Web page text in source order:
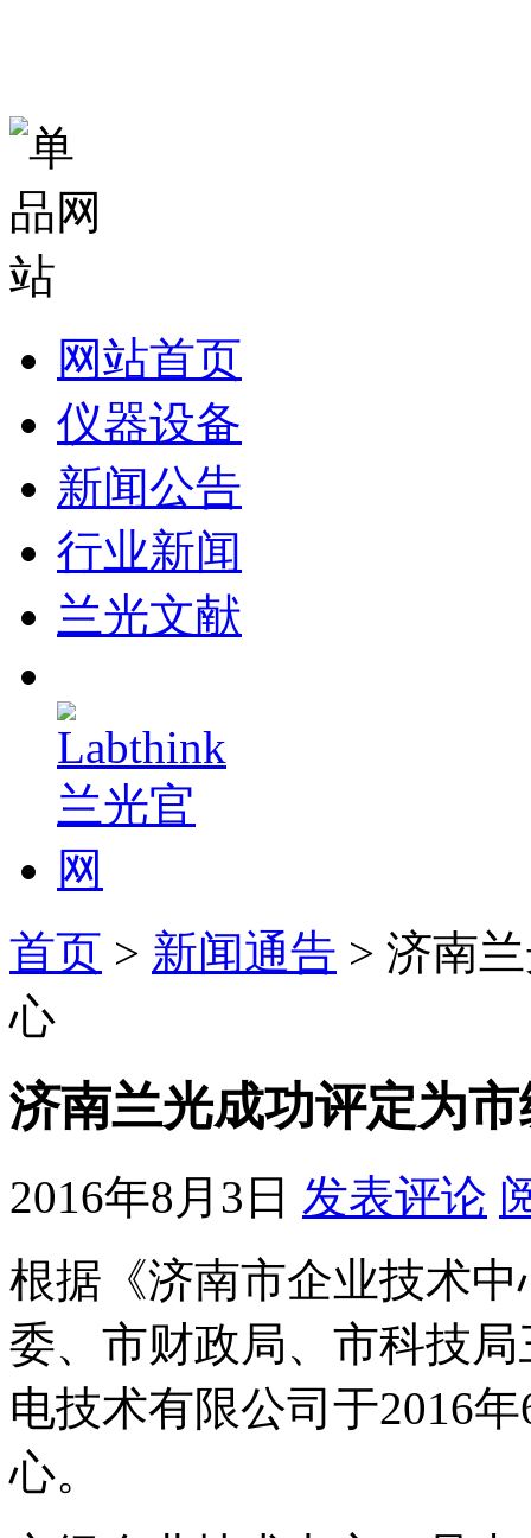
网站首页
仪器设备
新闻公告
行业新闻
兰光文献
首页 > 新闻通告 > 济南
心
济南兰光成功评定为
2016年8月3日 发表评论
根据《济南市企业技术
委、市财政局、市科技
电技术有限公司于2016
心。